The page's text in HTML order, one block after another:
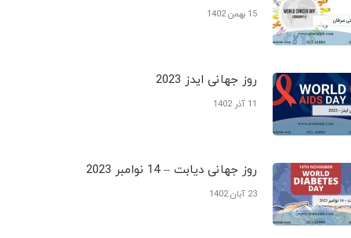
15 بهمن 1402
روز جهانی ایدز 2023
11 آذر 1402
روز جهانی دیابت – 14 نوامبر 2023
23 آبان 1402